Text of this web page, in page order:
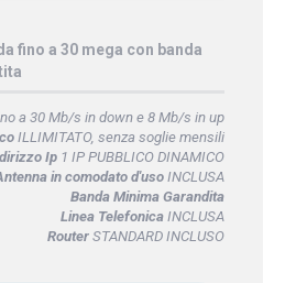
fino a 30 mega con banda
a 30 Mb/s in down e 8 Mb/s in up
ILLIMITATO, senza soglie mensili
Ip1 IP PUBBLICO DINAMICO
in comodato d'usoINCLUSA
Banda Minima Garandita
Linea TelefonicaINCLUSA
RouterSTANDARD INCLUSO